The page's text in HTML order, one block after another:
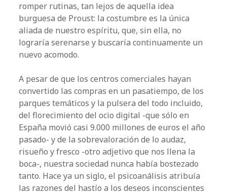
romper rutinas, tan lejos de aquella idea
burguesa de Proust: la costumbre es la única
aliada de nuestro espíritu, que, sin ella, no
lograría serenarse y buscaría continuamente un
nuevo acomodo.
A pesar de que los centros comerciales hayan
convertido las compras en un pasatiempo, de los
parques temáticos y la pulsera del todo incluido,
del florecimiento del ocio digital -que sólo en
España movió casi 9.000 millones de euros el año
pasado- y de la sobrevaloración de lo audaz,
risueño y fresco -otro adjetivo que nos llena la
boca-, nuestra sociedad nunca había bostezado
tanto. Hace ya un siglo, el psicoanálisis atribuía
las razones del hastío a los deseos inconscientes